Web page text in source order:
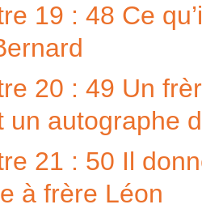
19 : 48 Ce
20 : 49 Un
un autographe
21 : 50 Il
à frère Léon